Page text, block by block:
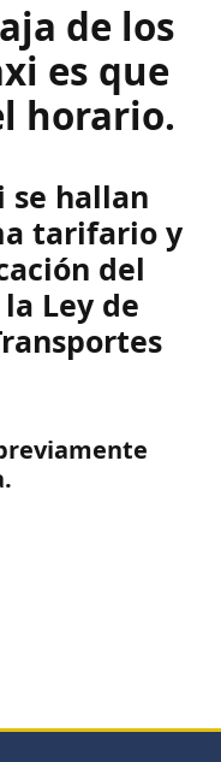
de los
es que
horario.
se hallan
tarifario y
del
Ley de